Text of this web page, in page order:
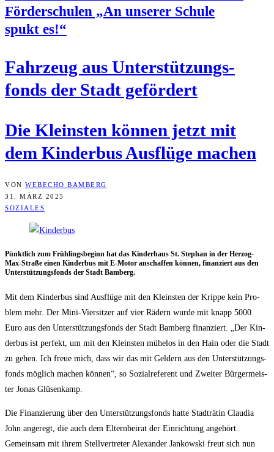
För­der­schu­len „An unse­rer Schu­le
spukt es!“
Fahr­zeug aus Unter­stüt­zungs­
fonds der Stadt gefördert
Die Kleins­ten kön­nen jetzt mit
dem Kin­der­bus Aus­flü­ge machen
VON WEBECHO BAMBERG
31. MÄRZ 2025
SOZIALES
Pünkt­lich zum Früh­lings­be­ginn hat das Kin­der­haus St. Ste­phan in der Her­zog-
Max-Stra­ße einen Kin­der­bus mit E‑Motor anschaf­fen kön­nen, finan­ziert aus den
Unter­stüt­zungs­fonds der Stadt Bamberg.
Mit dem Kin­der­bus sind Aus­flü­ge mit den Kleins­ten der Krip­pe kein Pro­
blem mehr. Der Mini-Vier­sit­zer auf vier Rädern wur­de mit knapp 5000
Euro aus den Unter­stüt­zungs­fonds der Stadt Bam­berg finan­ziert. „Der Kin­
der­bus ist per­fekt, um mit den Kleins­ten mühe­los in den Hain oder die Stadt
zu gehen. Ich freue mich, dass wir das mit Gel­dern aus den Unter­stüt­zungs­
fonds mög­lich machen kön­nen“, so Sozi­al­re­fe­rent und Zwei­ter Bür­ger­meis­
ter Jonas Glüsenkamp.
Die Finan­zie­rung über den Unter­stüt­zungs­fonds hat­te Stadt­rä­tin Clau­dia
John ange­regt, die auch dem Eltern­bei­rat der Ein­rich­tung ange­hört.
Gemein­sam mit ihrem Stell­ver­tre­ter Alex­an­der Jan­kow­ski freut sich nun